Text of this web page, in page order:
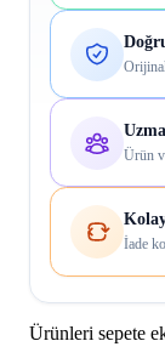
Ürün
İade
Ürünleri sepete